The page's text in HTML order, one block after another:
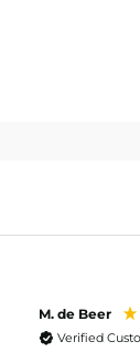
M. de Beer
Verified